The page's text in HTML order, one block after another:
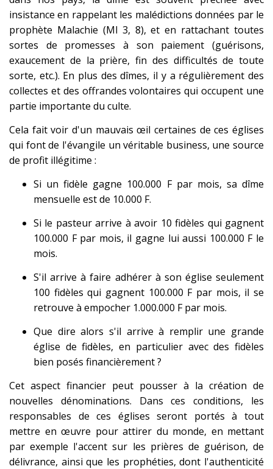
insistance en rappelant les malédictions données par le
prophète Malachie (Ml 3, 8), et en rattachant toutes
sortes de promesses à son paiement (guérisons,
exaucement de la prière, fin des difficultés de toute
sorte, etc.). En plus des dîmes, il y a régulièrement des
collectes et des offrandes volontaires qui occupent une
partie importante du culte.
Cela fait voir d'un mauvais œil certaines de ces églises
qui font de l'évangile un véritable business, une source
de profit illégitime :
Si un fidèle gagne 100.000 F par mois, sa dîme
mensuelle est de 10.000 F.
Si le pasteur arrive à avoir 10 fidèles qui gagnent
100.000 F par mois, il gagne lui aussi 100.000 F le
mois.
S'il arrive à faire adhérer à son église seulement
100 fidèles qui gagnent 100.000 F par mois, il se
retrouve à empocher 1.000.000 F par mois.
Que dire alors s'il arrive à remplir une grande
église de fidèles, en particulier avec des fidèles
bien posés financièrement ?
Cet aspect financier peut pousser à la création de
nouvelles dénominations. Dans ces conditions, les
responsables de ces églises seront portés à tout
mettre en œuvre pour attirer du monde, en mettant
par exemple l'accent sur les prières de guérison, de
délivrance, ainsi que les prophéties, dont l'authenticité